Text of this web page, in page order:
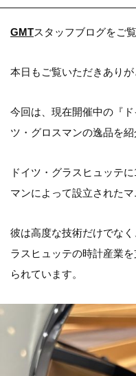
GMTスタッフブログをご
本日もご覧いただきありが
今回は、現在開催中の『
ツ・グロスマンの逸品を紹
ドイツ・グラスヒュッテ
マンによって設立されたマ
彼は高度な技術だけでな
ラスヒュッテの時計産業
られています。